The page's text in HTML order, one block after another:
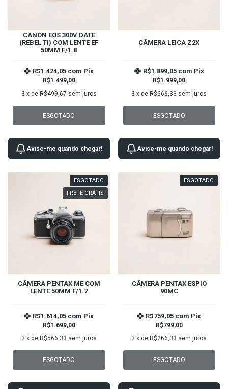
CANON EOS 300V DATE
(REBEL TI) COM LENTE EF
50MM F/1.8
R$1.499,00
R$1.424,05 com Pix
3 x de R$499,67 sem juros
ESGOTADO
Avise-me quando chegar!
CÂMERA LEICA Z2X
R$1.999,00
R$1.899,05 com Pix
3 x deR$666,33 sem juros
ESGOTADO
Avise-me quando chegar!
ESGOTADO
FRETE GRÁTIS
CÂMERA PENTAX ME COM
LENTE 50MM F/1.7
R$1.699,00
R$1.614,05 com Pix
3 x de R$566,33 sem juros
ESGOTADO
ESGOTADO
CÂMERA PENTAX ESPIO
90MC
R$799,00
R$759,05 com Pix
3 x de R$266,33 sem juros
ESGOTADO